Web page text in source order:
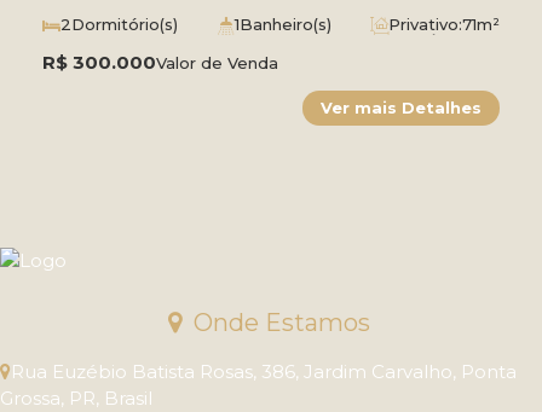
R$ 300.000Valor de Venda
2Dormitório(s) 1Banheiro(s) Privativo:71m²
Onde Estamos
Rua Euzébio Batista Rosas, 386, Jardim Carvalho, Ponta
Grossa, PR, Brasil